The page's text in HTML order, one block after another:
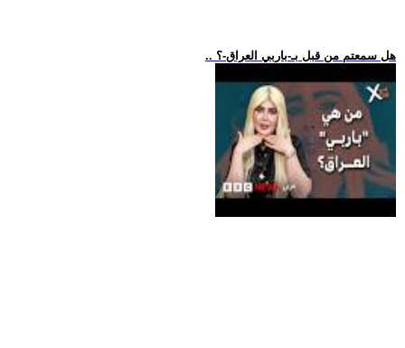
.. هل سمعتم من قبل بـ-باربي العراق-؟